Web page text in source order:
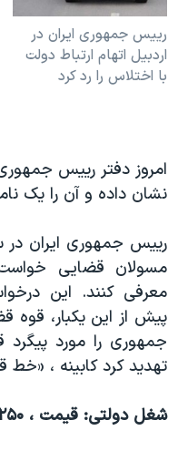
رییس جمهوری ایران در
اردبیل اتهام ارتباط دولت
با اختلاس را رد کرد
امروز دفتر رییس
نشان داده و آن را یک
رییس جمهوری ایران در
مسولان قضایی
معرفی کنند. این
پیش از این یکبار،
جمهوری را مورد
تهدید کرد کابینه ، «خط
شغل دولتی: قیمت ، ۲۵۰ میلیون